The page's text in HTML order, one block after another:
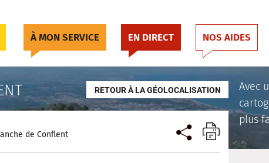
À MON SERVICE EN DIRECT NOS AIDES
RETOUR À LA GÉOLOCALISATION
Avec
plus
de Conflent